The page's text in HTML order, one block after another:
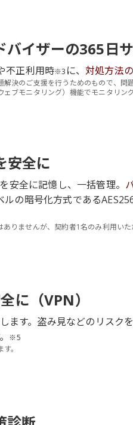
バイザーの365日
不正利用時※3 に、対処方法
決のご支援を行うためのもので、問
ブモニタリング）機能でモニタリン
安全に
安全に記憶し、一括管理。
ルの暗号化方式である
りませんが、契約者1名のみ利用い
に（VPN）
ます。盗み見などのリスクを
※5
。